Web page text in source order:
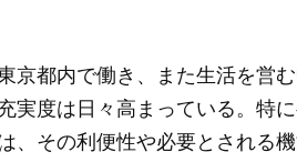
京都内で働き、また生活を営
実度は日々高まっている。特
、その利便性や必要とされる